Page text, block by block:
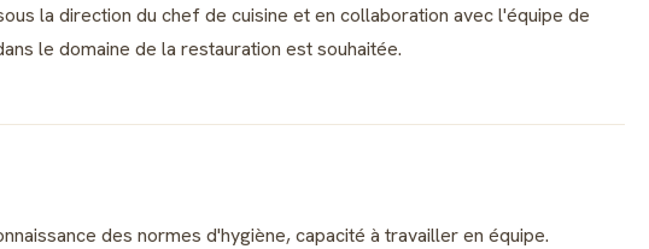
la direction du chef de cuisine et en collaboration avec l'équipe de
le domaine de la restauration est souhaitée.
des normes d'hygiène, capacité à travailler en équipe.